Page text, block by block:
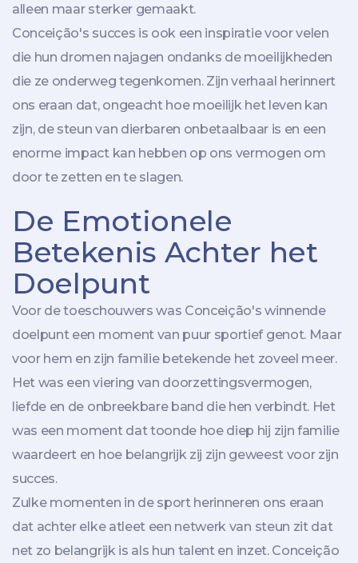
alleen maar sterker gemaakt.
Conceição's succes is ook een inspiratie voor velen
die hun dromen najagen ondanks de moeilijkheden
die ze onderweg tegenkomen. Zijn verhaal herinnert
ons eraan dat, ongeacht hoe moeilijk het leven kan
zijn, de steun van dierbaren onbetaalbaar is en een
enorme impact kan hebben op ons vermogen om
door te zetten en te slagen.
De Emotionele
Betekenis Achter het
Doelpunt
Voor de toeschouwers was Conceição's winnende
doelpunt een moment van puur sportief genot. Maar
voor hem en zijn familie betekende het zoveel meer.
Het was een viering van doorzettingsvermogen,
liefde en de onbreekbare band die hen verbindt. Het
was een moment dat toonde hoe diep hij zijn familie
waardeert en hoe belangrijk zij zijn geweest voor zijn
succes.
Zulke momenten in de sport herinneren ons eraan
dat achter elke atleet een netwerk van steun zit dat
net zo belangrijk is als hun talent en inzet. Conceição